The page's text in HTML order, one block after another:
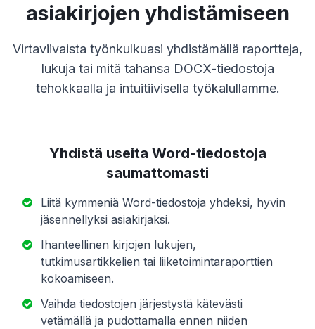
asiakirjojen yhdistämiseen
Virtaviivaista työnkulkuasi yhdistämällä raportteja,
lukuja tai mitä tahansa DOCX-tiedostoja
tehokkaalla ja intuitiivisella työkalullamme.
Yhdistä useita Word-tiedostoja
saumattomasti
Liitä kymmeniä Word-tiedostoja yhdeksi, hyvin
jäsennellyksi asiakirjaksi.
Ihanteellinen kirjojen lukujen,
tutkimusartikkelien tai liiketoimintaraporttien
kokoamiseen.
Vaihda tiedostojen järjestystä kätevästi
vetämällä ja pudottamalla ennen niiden